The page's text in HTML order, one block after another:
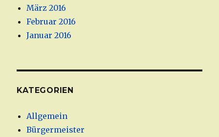
März 2016
Februar 2016
Januar 2016
KATEGORIEN
Allgemein
Bürgermeister